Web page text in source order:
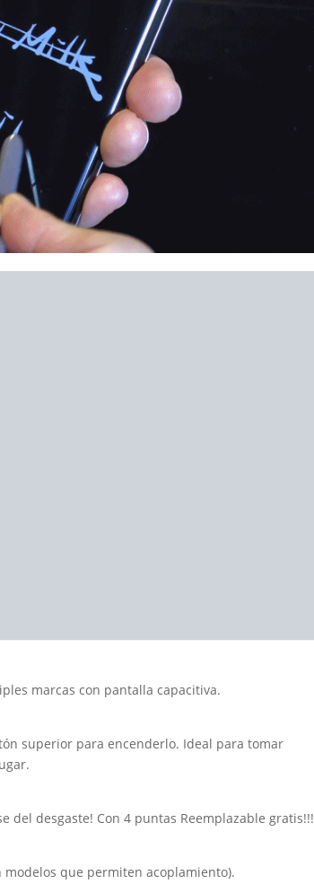
marcas con pantalla capacitiva.
superior para encenderlo. Ideal para tomar
del desgaste! Con 4 puntas Reemplazable gratis!!!
que permiten acoplamiento).